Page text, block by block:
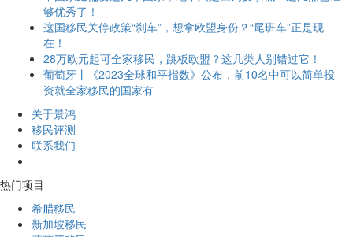
够优秀了！
这国移民关停政策“刹车”，想拿欧盟身份？“尾班车”正是现
在！
28万欧元起可全家移民，跳板欧盟？这几类人别错过它！
葡萄牙丨《2023全球和平指数》公布，前10名中可以简单投
资就全家移民的国家有
关于景鸿
移民评测
联系我们
热门项目
希腊移民
新加坡移民